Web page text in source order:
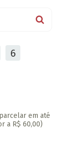
6
em até
a R$ 60,00)